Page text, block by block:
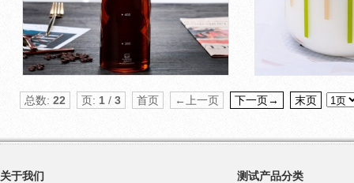
总数: 22 页: 1 / 3 首页 ←上一页 下一页→ 末页
关于我们
测试产品分类